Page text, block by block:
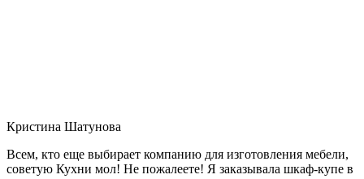
Кристина Шатунова
Всем, кто еще выбирает компанию для изготовления мебели,
советую Кухни мол! Не пожалеете! Я заказывала шкаф-купе в